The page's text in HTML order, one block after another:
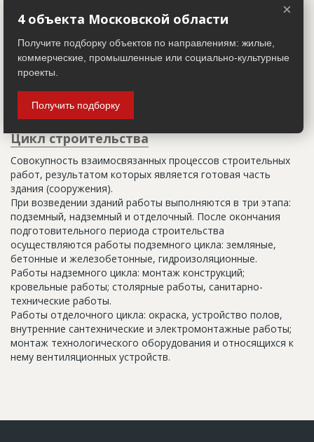
Настоящим строительным адресом можно считать адрес,
указанный в правоустанавливающих документах. Иногда
строительные организации делают свои добавления
(например, вторая очередь). В официальных документах
должен присутствовать официальный строительный адрес,
а все остальное - это уточнения типа "шестикомнатная
квартира с большой кладовой", которые годятся только
для переговоров.
Цикл строительства
Совокупность взаимосвязанных процессов строительных
работ, результатом которых является готовая часть
здания (сооружения).
При возведении зданий работы выполняются в три этапа:
подземный, надземный и отделочный. После окончания
подготовительного периода строительства
осуществляются работы подземного цикла: земляные,
бетонные и железобетонные, гидроизоляционные.
Работы надземного цикла: монтаж конструкций;
кровельные работы; столярные работы, санитарно-
технические работы.
Работы отделочного цикла: окраска, устройство полов,
внутренние сантехнические и электромонтажные работы;
монтаж технологического оборудования и относящихся к
нему вентиляционных устройств.
×
4 объекта Московской области
Получите подборку объектов по направлениям: жилые,
коммерческие, промышленные или социально-культурные
проекты.
Получить подборку